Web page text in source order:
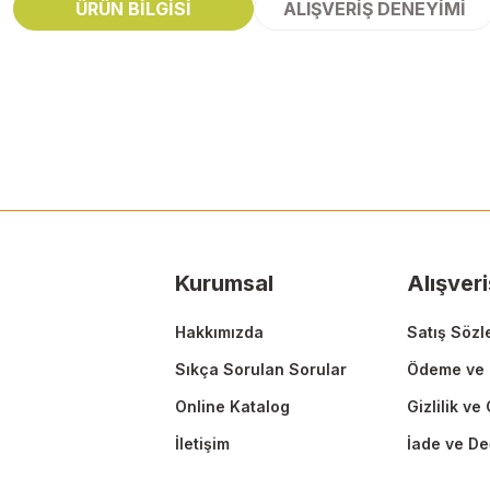
ÜRÜN BILGISI ALIŞVERIŞ DENEYIMI
Bu ürüne benzer farklı alternatifler olmalı.
Kurumsal
Hakkımızda
Sıkça Sorulan Sorular
Online Katalog
İletişim
Satış
Ödeme
Gizlilik ve
İade ve